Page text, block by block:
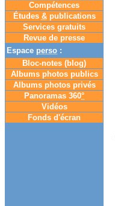
Compétences
Études &publications
Services gratuits
Revue de presse
Espace perso :
Bloc-notes (blog)
Albums photos publics
Albums photos privés
Panoramas 360°
Vidéos
Fonds d'écran